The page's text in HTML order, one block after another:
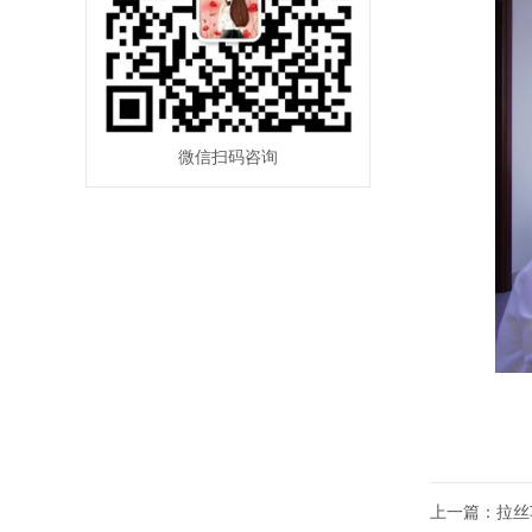
微信扫码咨询
上一篇： 拉